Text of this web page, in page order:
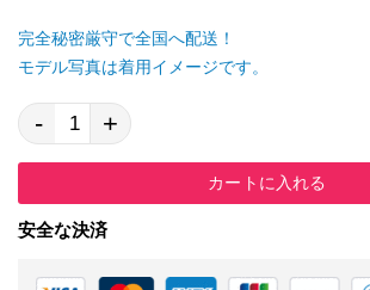
完全秘密厳守で全国へ配送！
モデル写真は着用イメージです。
- +
カートに入れる
安全な決済